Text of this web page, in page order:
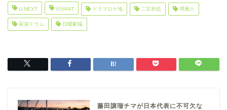
U-NEXT VIVANT ドラマロケ地 二宮和也 堺雅人
富栄ドラム 日曜劇場
藤田譲瑠チマが日本代表に不可欠な